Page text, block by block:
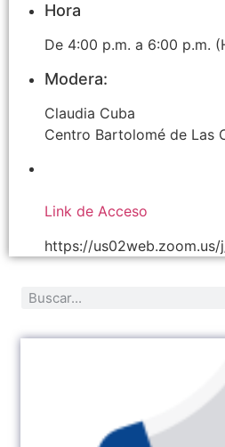
Hora
De 4:00 p.m. a 6:00 p.m.
Modera:
Claudia Cuba
Centro Bartolomé de Las
Link de Acceso
https://